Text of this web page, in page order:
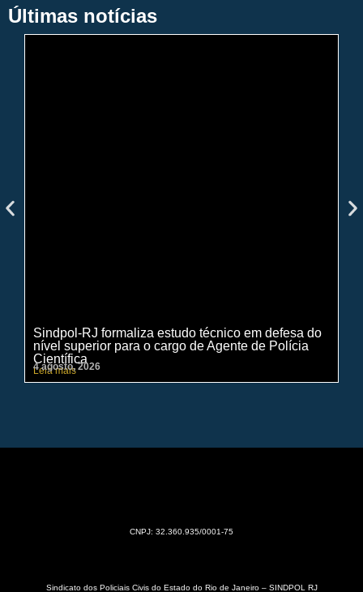
Últimas notícias
Sindpol-RJ formaliza estudo técnico em defesa do
nível superior para o cargo de Agente de Polícia
Científica
Leia mais
4 agosto, 2026
CNPJ: 32.360.935/0001-75
Sindicato dos Policiais Civis do Estado do Rio de Janeiro – SINDPOL RJ